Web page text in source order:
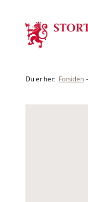
Du er her: Forsiden